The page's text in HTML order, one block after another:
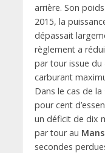
arrière. Son
2015, la
dépassait
règlement a
par tour issue du
carburant
Dans le cas de
pour cent
un déficit de dix
par tour au Mans
secondes